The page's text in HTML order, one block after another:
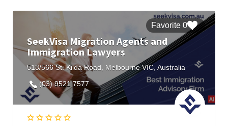
0 Favorite
SeekVisa Migration Agents and
Immigration Lawyers
513/566 St. Kilda Road, Melbourne VIC, Australia
(03) 9521 7577